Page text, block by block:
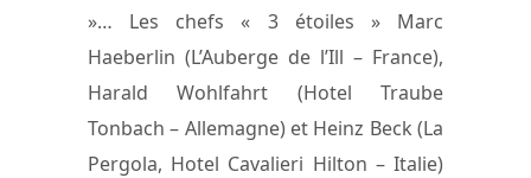
»… Les chefs « 3 étoiles » Marc
Haeberlin (L’Auberge de l’Ill – France),
Harald Wohlfahrt (Hotel Traube
Tonbach – Allemagne) et Heinz Beck (La
Pergola, Hotel Cavalieri Hilton – Italie)